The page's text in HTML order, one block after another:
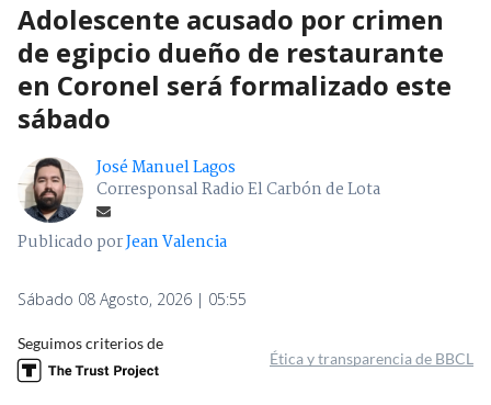
Adolescente acusado por crimen
de egipcio dueño de restaurante
en Coronel será formalizado este
sábado
José Manuel Lagos
Corresponsal Radio El Carbón de Lota
Publicado porJean Valencia
Sábado 08 Agosto, 2026 | 05:55
Seguimos criterios de
Ética y transparencia de BBCL